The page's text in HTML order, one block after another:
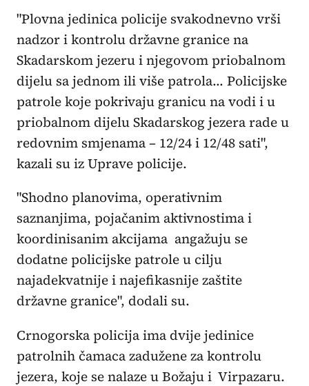
"Plovna jedinica policije svakodnevno vrši
nadzor i kontrolu državne granice na
Skadarskom jezeru i njegovom priobalnom
dijelu sa jednom ili više patrola... Policijske
patrole koje pokrivaju granicu na vodi i u
priobalnom dijelu Skadarskog jezera rade u
redovnim smjenama – 12/24 i 12/48 sati",
kazali su iz Uprave policije.
"Shodno planovima, operativnim
saznanjima, pojačanim aktivnostima i
koordinisanim akcijama angažuju se
dodatne policijske patrole u cilju
najadekvatnije i najefikasnije zaštite
državne granice", dodali su.
Crnogorska policija ima dvije jedinice
patrolnih čamaca zadužene za kontrolu
jezera, koje se nalaze u Božaju i Virpazaru.